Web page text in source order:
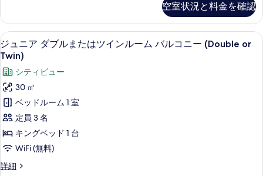
の
写
真
を
表
示
す
る
は
ツ
イ
ン
ル
ー
ム
バ
ル
コ
ニ
ア
ダ
ブ
ル
た
は
ツ
イ
ン
ー
ム
ル
空室状況と料金を確認
ジ
ュ
ニ
ア
ダ
ブ
ル
ま
た
ジュニア ダブルまたはツインルーム
6
ジュニア ダブルまたはツインルーム バルコニー (Double or
Twin)
シティビュー
30 ㎡
ベッドルーム 1 室
定員 3 名
キングベッド 1 台
WiFi (無料)
詳細
ジ